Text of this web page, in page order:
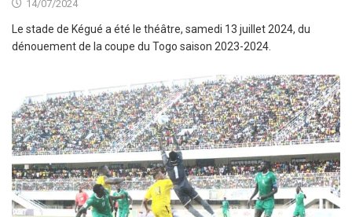
14/07/2024
Le stade de Kégué a été le théâtre, samedi 13 juillet 2024, du
dénouement de la coupe du Togo saison 2023-2024.